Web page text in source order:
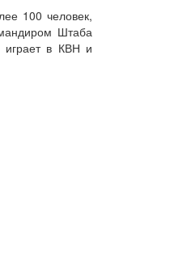
100 человек,
Штаба
играет в КВН и